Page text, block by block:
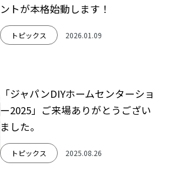
ントが本格始動します！
トピックス 2026.01.09
「ジャパンDIYホームセンターショ
ー2025」ご来場ありがとうござい
ました。
トピックス 2025.08.26